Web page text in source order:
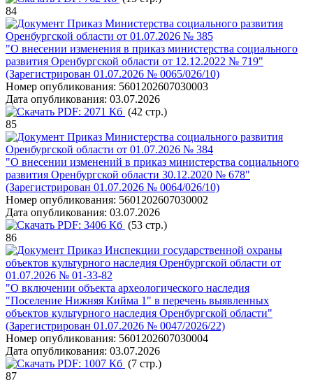
84
Приказ Министерства социального развития
Оренбургской области от 01.07.2026 № 385
"О внесении изменения в приказ министерства социального
развития Оренбургской области от 12.12.2022 № 719"
(Зарегистрирован 01.07.2026 № 0065/026/10)
Номер опубликования: 5601202607030003
Дата опубликования: 03.07.2026
PDF: 2071 Кб (42 стр.)
85
Приказ Министерства социального развития
Оренбургской области от 01.07.2026 № 384
"О внесении изменений в приказ министерства социального
развития Оренбургской области 30.12.2020 № 678"
(Зарегистрирован 01.07.2026 № 0064/026/10)
Номер опубликования: 5601202607030002
Дата опубликования: 03.07.2026
PDF: 3406 Кб (53 стр.)
86
Приказ Инспекции государственной охраны
объектов культурного наследия Оренбургской области от
01.07.2026 № 01-33-82
"О включении объекта археологического наследия
"Поселение Нижняя Кийма 1" в перечень выявленных
объектов культурного наследия Оренбургской области"
(Зарегистрирован 01.07.2026 № 0047/2026/22)
Номер опубликования: 5601202607030004
Дата опубликования: 03.07.2026
PDF: 1007 Кб (7 стр.)
87